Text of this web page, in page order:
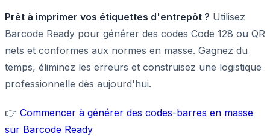
Prêt à imprimer vos étiquettes d'entrepôt ? Utilisez
Barcode Ready pour générer des codes Code 128 ou QR
nets et conformes aux normes en masse. Gagnez du
temps, éliminez les erreurs et construisez une logistique
professionnelle dès aujourd'hui.
👉 Commencer à générer des codes-barres en masse
sur Barcode Ready